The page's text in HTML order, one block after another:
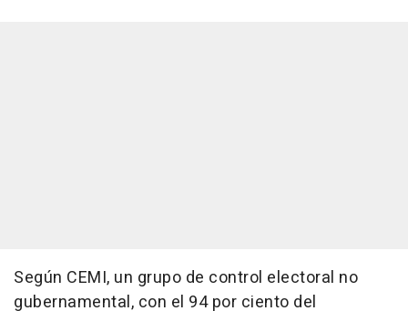
Según CEMI, un grupo de control electoral no
gubernamental, con el 94 por ciento del